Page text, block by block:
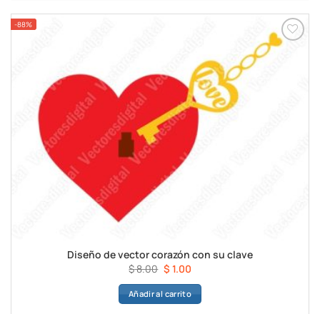
$ 8.00.$ 1.00.
-88%
Diseño de vector corazón con su clave
$8.00 El
precio
original
$ 1.00El
precio
actual
Añadir al carrito